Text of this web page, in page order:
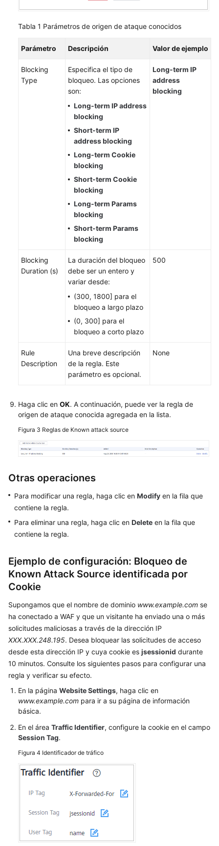
blanca
direcciones
Configuración
Configuración
de
acceso
Configuración
protección
Web
Configuración
de
las
anti-
crawler
Configuración
una
de
prevención
de
información
Configuración
de
de
enmascaramiento
de
falsa
alarma
de
una
de
de
Tabla 1 Parámetros de origen de ataque conocidos
Parámetro Descripción Valor de ejemplo
Blocking
Type
Especifica el tipo de
bloqueo. Las opciones
son:
Long-term IP address
blocking
Short-term IP
address blocking
Long-term Cookie
blocking
Short-term Cookie
blocking
Long-term Params
blocking
Short-term Params
blocking
Long-term IP
address
blocking
Blocking
Duration (s)
La duración del bloqueo
debe ser un entero y
variar desde:
(300, 1800] para el
bloqueo a largo plazo
(0, 300] para el
bloqueo a corto plazo
500
Rule
Description
Una breve descripción
de la regla. Este
parámetro es opcional.
None
Haga clic en OK. A continuación, puede ver la regla de
origen de ataque conocida agregada en la lista.
Figura 3 Reglas de Known attack source
Otras operaciones
Para modificar una regla, haga clic en Modify en la fila que
contiene la regla.
Para eliminar una regla, haga clic en Delete en la fila que
contiene la regla.
Ejemplo de configuración: Bloqueo de
Known Attack Source identificada por
Cookie
Supongamos que el nombre de dominio www.example.com se
ha conectado a WAF y que un visitante ha enviado una o más
solicitudes maliciosas a través de la dirección IP
XXX.XXX.248.195. Desea bloquear las solicitudes de acceso
desde esta dirección IP y cuya cookie es jsessionid durante
10 minutos. Consulte los siguientes pasos para configurar una
regla y verificar su efecto.
En la página Website Settings, haga clic en
www.example.com para ir a su página de información
básica.
En el área Traffic Identifier, configure la cookie en el campo
Session Tag.
Figura 4 Identificador de tráfico